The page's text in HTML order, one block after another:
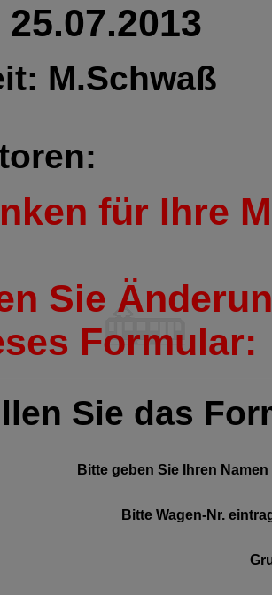
M.Schwaß
für Ihre
Sie
Formular:
Sie das
Bitte geben Sie Ihren Namen
Bitte Wagen-Nr.